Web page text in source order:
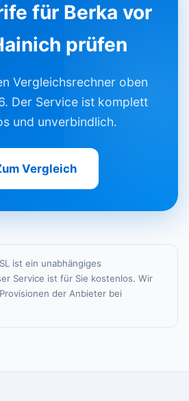
für Berka vor
prüfen
Vergleichsrechner oben
Der Service ist komplett
und unverbindlich.
Vergleich
ist ein unabhängiges
Service ist für Sie kostenlos. Wir
der Anbieter bei